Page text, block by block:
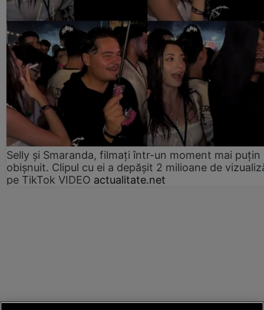
Selly și Smaranda, filmați într-un moment mai puțin
obișnuit. Clipul cu ei a depășit 2 milioane de
pe TikTok VIDEO actualitate.net